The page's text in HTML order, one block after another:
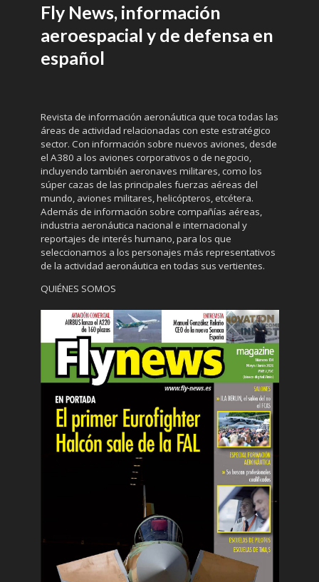
Fly News, información
aeroespacial y de defensa en
español
Revista de información aeronáutica que toca todas las
áreas de actividad relacionadas con este estratégico
sector. Con información sobre nuevos aviones, desde
el A380 a los aviones corporativos o de negocio,
incluyendo también aeronaves militares, como los
súper cazas de las principales fuerzas aéreas del
mundo, aviones militares, helicópteros, etcétera.
Además de información sobre compañías aéreas,
industria aeronáutica nacional e internacional y
reportajes de interés humano, para los que
seleccionamos a los personajes más representativos
de la actividad aeronáutica en todas sus vertientes.
QUIÉNES SOMOS